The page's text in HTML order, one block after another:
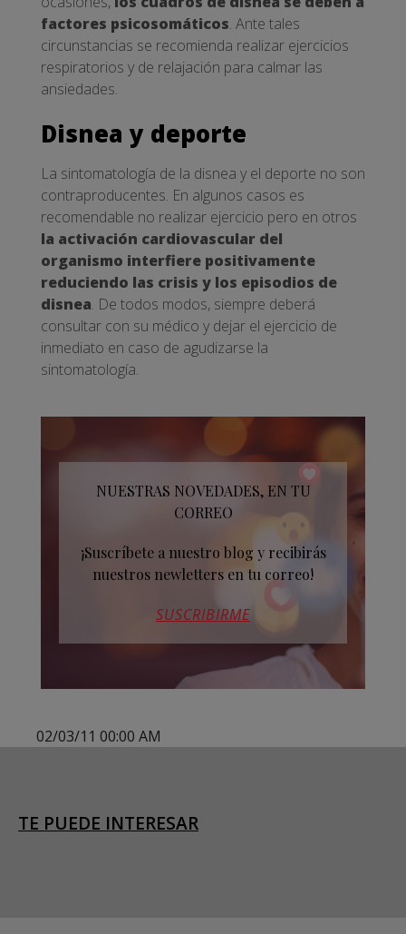
factores psicosomáticos. Ante tales
circunstancias se recomienda realizar ejercicios
respiratorios y de relajación para calmar las
ansiedades.
Disnea y deporte
La sintomatología de la disnea y el deporte no son
contraproducentes. En algunos casos es
recomendable no realizar ejercicio pero en otros
la activación cardiovascular del
organismo interfiere positivamente
reduciendo las crisis y los episodios de
disnea. De todos modos, siempre deberá
consultar con su médico y dejar el ejercicio de
inmediato en caso de agudizarse la
sintomatología.
NUESTRAS NOVEDADES, EN TU
CORREO
¡Suscríbete a nuestro blog y recibirás
nuestros newletters en tu correo!
SUSCRIBIRME
02/03/11 00:00 AM
TE PUEDE INTERESAR